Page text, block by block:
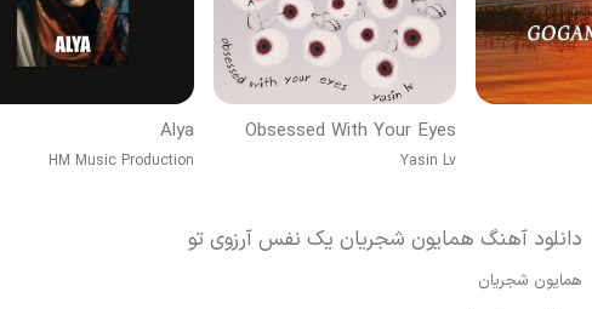
Obsessed With Your Eyes
Yasin Lv
Alya
HM Music Production
دانلود آهنگ همایون شجریان یک نفس آرزوی تو
همایون شجریان